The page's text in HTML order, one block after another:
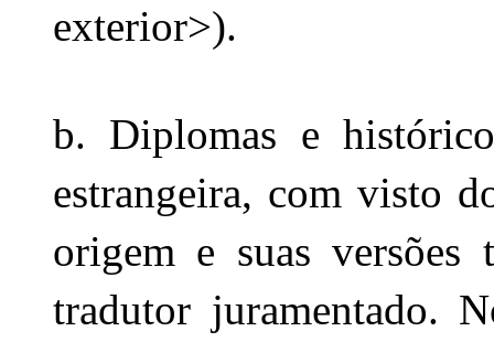
exterior>).
b. Diplomas e
estrangeira, com visto
origem e suas versões
tradutor juramentado.